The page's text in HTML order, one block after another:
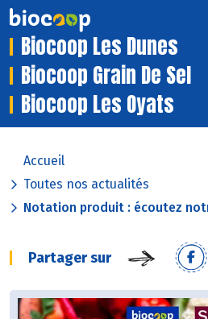
Biocoop Les Dunes
Biocoop Grain De Sel
Biocoop Les Oyats
Accueil
Toutes nos actualités
Notation produit : écoutez
Partager sur